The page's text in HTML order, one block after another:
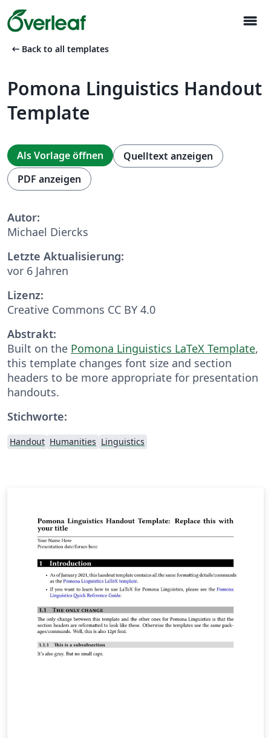
menu
arrow_left_alt Back to all templates
Pomona Linguistics Handout
Template
Als Vorlage öffnen
Quelltext anzeigen
PDF anzeigen
Autor:
Michael Diercks
Letzte Aktualisierung:
vor 6 Jahren
Lizenz:
Creative Commons CC BY 4.0
Abstrakt:
Built on the Pomona Linguistics LaTeX Template,
this template changes font size and section
headers to be more appropriate for presentation
handouts.
Stichworte:
Handout Humanities Linguistics